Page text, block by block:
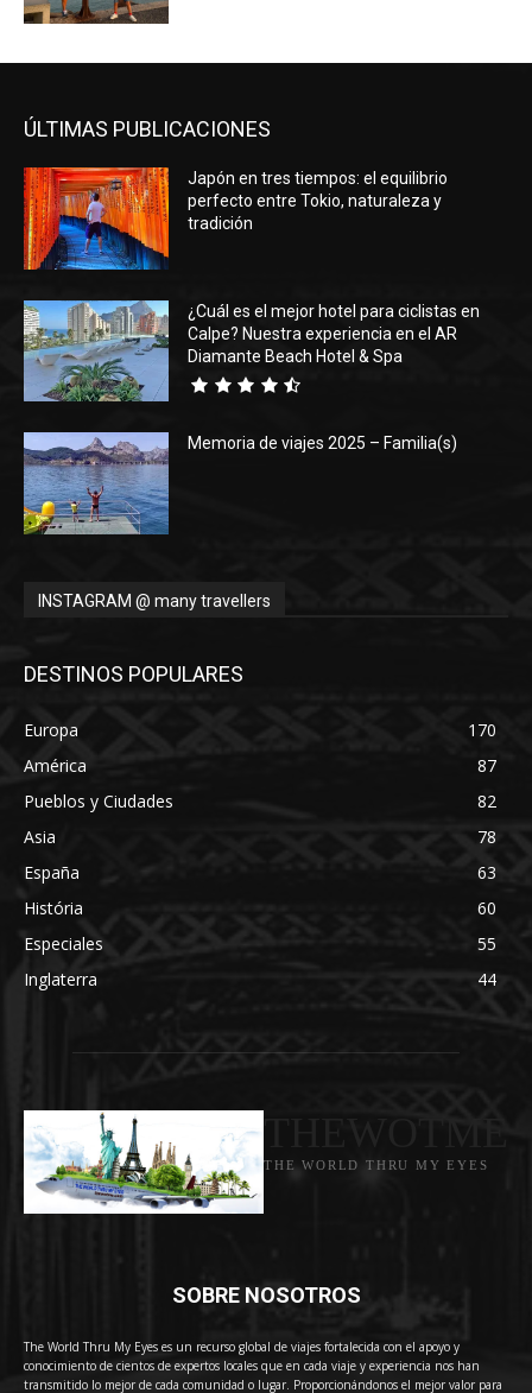
ÚLTIMAS PUBLICACIONES
Japón en tres tiempos: el equilibrio
perfecto entre Tokio, naturaleza y
tradición
¿Cuál es el mejor hotel para ciclistas en
Calpe? Nuestra experiencia en el AR
Diamante Beach Hotel & Spa
Memoria de viajes 2025 – Familia(s)
INSTAGRAM @ many travellers
DESTINOS POPULARES
Europa
170
América
87
Pueblos y Ciudades
82
Asia
78
España
63
História
60
Especiales
55
Inglaterra
44
THE WORLD THRU MY EYES
SOBRE NOSOTROS
The World Thru My Eyes es un recurso global de viajes fortalecida con el apoyo y
conocimiento de cientos de expertos locales que en cada viaje y experiencia nos han
transmitido lo mejor de cada comunidad o lugar. Proporcionándonos el mejor valor para